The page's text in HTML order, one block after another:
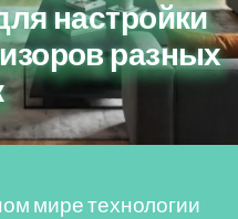
настройки
разных
мире технологии